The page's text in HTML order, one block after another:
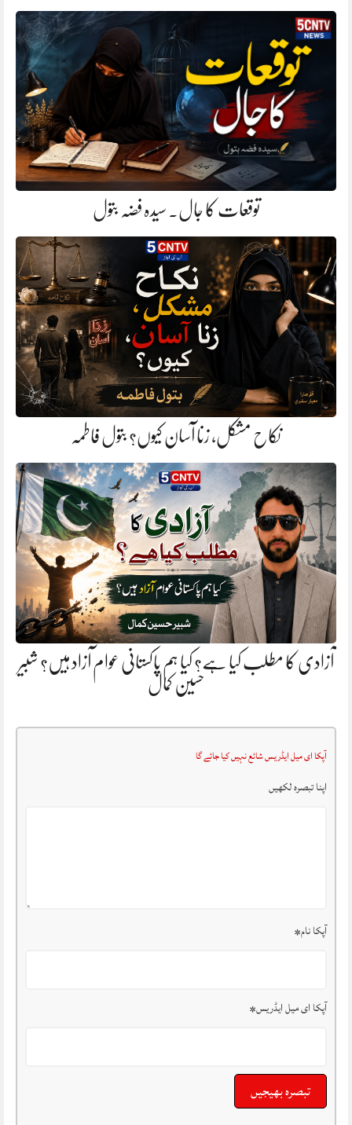
توقعات کا جال. سیدہ فضہ بتول
نکاح مشکل، زنا آسان کیوں؟ بتول فاطمہ
آزادی کا مطلب کیا ہے؟ کیا ہم پاکستانی عوام آزاد ہیں؟ شبیر
حسین کمال
آپکا ای میل ایڈریس شائع نہیں کیا جائے گا
اپنا تبصرہ لکھیں
آپکا نام*
آپکا ای میل ایڈریس*